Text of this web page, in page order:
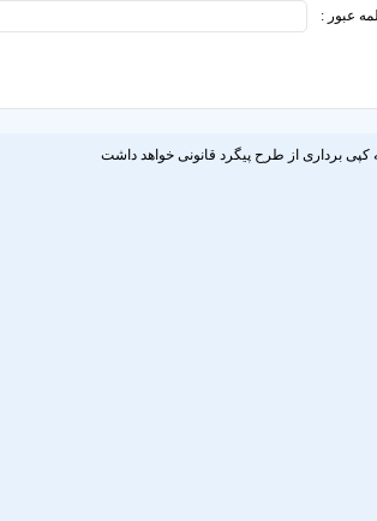
عبور :
برداری از طرح پیگرد قانونی خواهد داشت